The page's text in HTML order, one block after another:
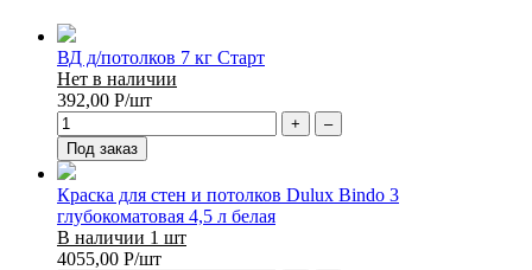
ВД д/потолков 7 кг Старт
Нет в наличии
392,00 Р/шт
+
–
Под заказ
Краска для стен и потолков Dulux Bindo 3
глубокоматовая 4,5 л белая
В наличии 1 шт
4055,00 Р/шт